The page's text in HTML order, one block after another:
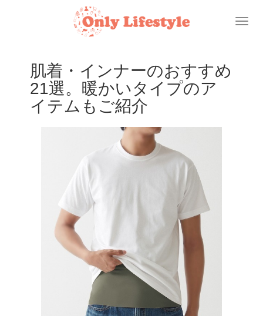
Toggle
肌着・インナーのおすすめ
21選。暖かいタイプのア
イテムもご紹介